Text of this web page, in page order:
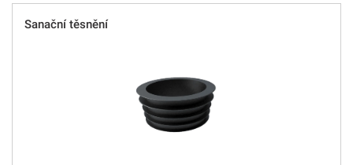
Sanační těsnění